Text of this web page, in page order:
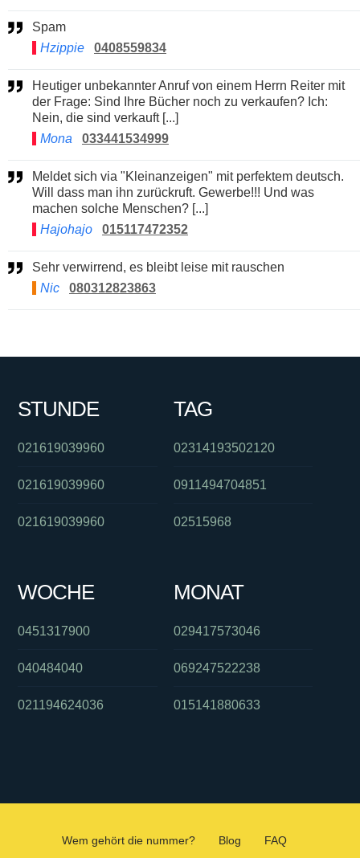
Spam
Hzippie
0408559834
Heutiger unbekannter Anruf von einem Herrn Reiter mit
der Frage: Sind Ihre Bücher noch zu verkaufen? Ich:
Nein, die sind verkauft [...]
Mona
033441534999
Meldet sich via "Kleinanzeigen" mit perfektem deutsch.
Will dass man ihn zurückruft. Gewerbe!!! Und was
machen solche Menschen? [...]
Hajohajo
015117472352
Sehr verwirrend, es bleibt leise mit rauschen
Nic
080312823863
STUNDE
021619039960
021619039960
021619039960
TAG
02314193502120
0911494704851
02515968
WOCHE
0451317900
040484040
021194624036
MONAT
029417573046
069247522238
015141880633
Wem gehört die nummer? Blog FAQ